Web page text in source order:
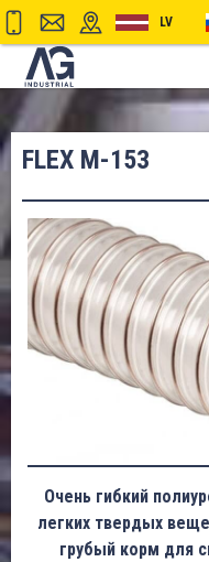
LV
FLEX M-153
Очень гибкий
легких твердых
грубый корм для